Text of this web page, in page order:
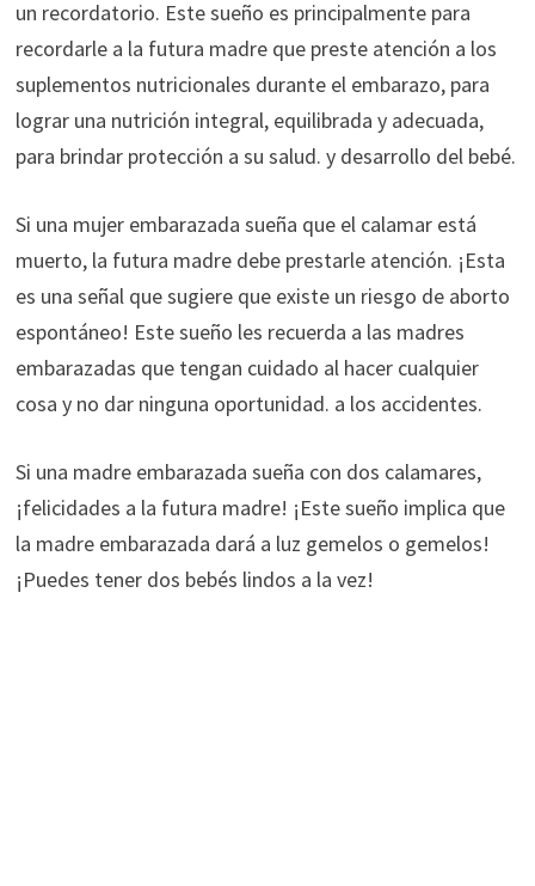
un recordatorio. Este sueño es principalmente para
recordarle a la futura madre que preste atención a los
suplementos nutricionales durante el embarazo, para
lograr una nutrición integral, equilibrada y adecuada,
para brindar protección a su salud. y desarrollo del bebé.
Si una mujer embarazada sueña que el calamar está
muerto, la futura madre debe prestarle atención. ¡Esta
es una señal que sugiere que existe un riesgo de aborto
espontáneo! Este sueño les recuerda a las madres
embarazadas que tengan cuidado al hacer cualquier
cosa y no dar ninguna oportunidad. a los accidentes.
Si una madre embarazada sueña con dos calamares,
¡felicidades a la futura madre! ¡Este sueño implica que
la madre embarazada dará a luz gemelos o gemelos!
¡Puedes tener dos bebés lindos a la vez!